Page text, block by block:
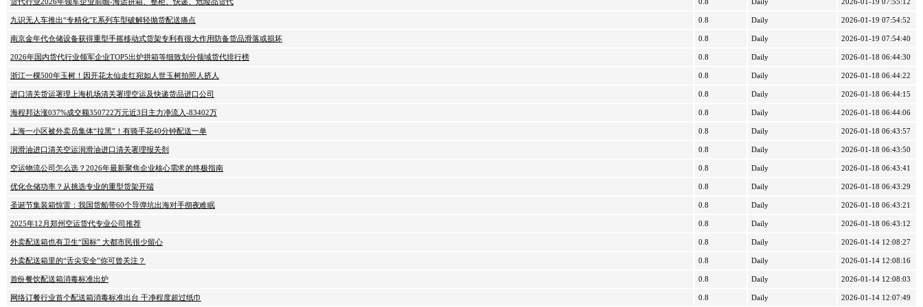
货代行业2026年领军企业前瞻-海运拼箱、整柜、快递、危险品货代 0.8 Daily 2026-01-19 07:55:12
九识无人车推出“专精化”E系列车型破解轻抛货配送痛点 0.8 Daily 2026-01-19 07:54:52
南京金年代仓储设备获得重型手摇移动式货架专利有很大作用防备货品滑落或损坏 0.8 Daily 2026-01-19 07:54:40
2026年国内货代行业领军企业TOP5出炉拼箱等细致划分领域货代排行榜 0.8 Daily 2026-01-18 06:44:30
浙江一棵500年玉树！因开花太仙走红宛如人世玉树拍照人挤人 0.8 Daily 2026-01-18 06:44:22
进口清关货运署理上海机场清关署理空运及快递货品进口公司 0.8 Daily 2026-01-18 06:44:15
海程邦达涨037%成交额350722万元近3日主力净流入-83402万 0.8 Daily 2026-01-18 06:44:06
上海一小区被外卖员集体“拉黑”！有骑手花40分钟配送一单 0.8 Daily 2026-01-18 06:43:57
润滑油进口清关空运润滑油进口清关署理报关剂 0.8 Daily 2026-01-18 06:43:50
空运物流公司怎么选？2026年最新聚焦企业核心需求的终极指南 0.8 Daily 2026-01-18 06:43:41
优化仓储功率？从挑选专业的重型货架开端 0.8 Daily 2026-01-18 06:43:29
圣诞节集装箱惊雷：我国货船带60个导弹坑出海对手彻夜难眠 0.8 Daily 2026-01-18 06:43:21
2025年12月郑州空运货代专业公司推荐 0.8 Daily 2026-01-18 06:43:12
外卖配送箱也有卫生“国标” 大都市民很少留心 0.8 Daily 2026-01-14 12:08:27
外卖配送箱里的“舌尖安全”你可曾关注？ 0.8 Daily 2026-01-14 12:08:16
首份餐饮配送箱消毒标准出炉 0.8 Daily 2026-01-14 12:08:03
网络订餐行业首个配送箱消毒标准出台 干净程度超过纸巾 0.8 Daily 2026-01-14 12:07:49